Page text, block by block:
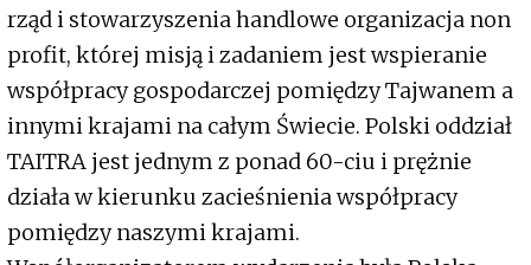
rząd i stowarzyszenia handlowe organizacja non
profit, której misją i zadaniem jest wspieranie
współpracy gospodarczej pomiędzy Tajwanem a
innymi krajami na całym Świecie. Polski oddział
TAITRA jest jednym z ponad 60-ciu i prężnie
działa w kierunku zacieśnienia współpracy
pomiędzy naszymi krajami.